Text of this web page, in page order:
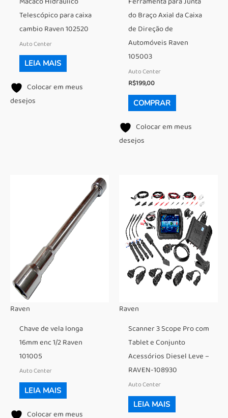
Telescópico para caixa
cambio Raven 102520
Auto Center
LEIA MAIS
Colocar em meus
desejos
do Braço Axial da Caixa
de Direção de
Automóveis Raven
105003
Auto Center
R$199,00
COMPRAR
Colocar em meus
desejos
Raven
Chave de vela longa
16mm enc 1/2 Raven
101005
Auto Center
LEIA MAIS
Colocar em meus
Raven
Scanner 3 Scope Pro com
Tablet e Conjunto
Acessórios Diesel Leve –
RAVEN-108930
Auto Center
LEIA MAIS